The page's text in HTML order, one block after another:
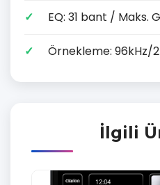
EQ: 31 bant / Maks.
Örnekleme: 96kHz/
İlgili